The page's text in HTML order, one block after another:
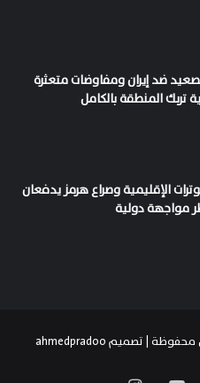
ضد إيران ومفاوضات متعثرة
تربك المنطقة بالكامل
الإقليمية وصراع هرمز يدفعان
مواجهة دولية
ahmedpradoo